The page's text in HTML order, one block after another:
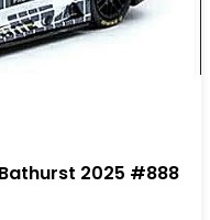
Bathurst 2025 #888